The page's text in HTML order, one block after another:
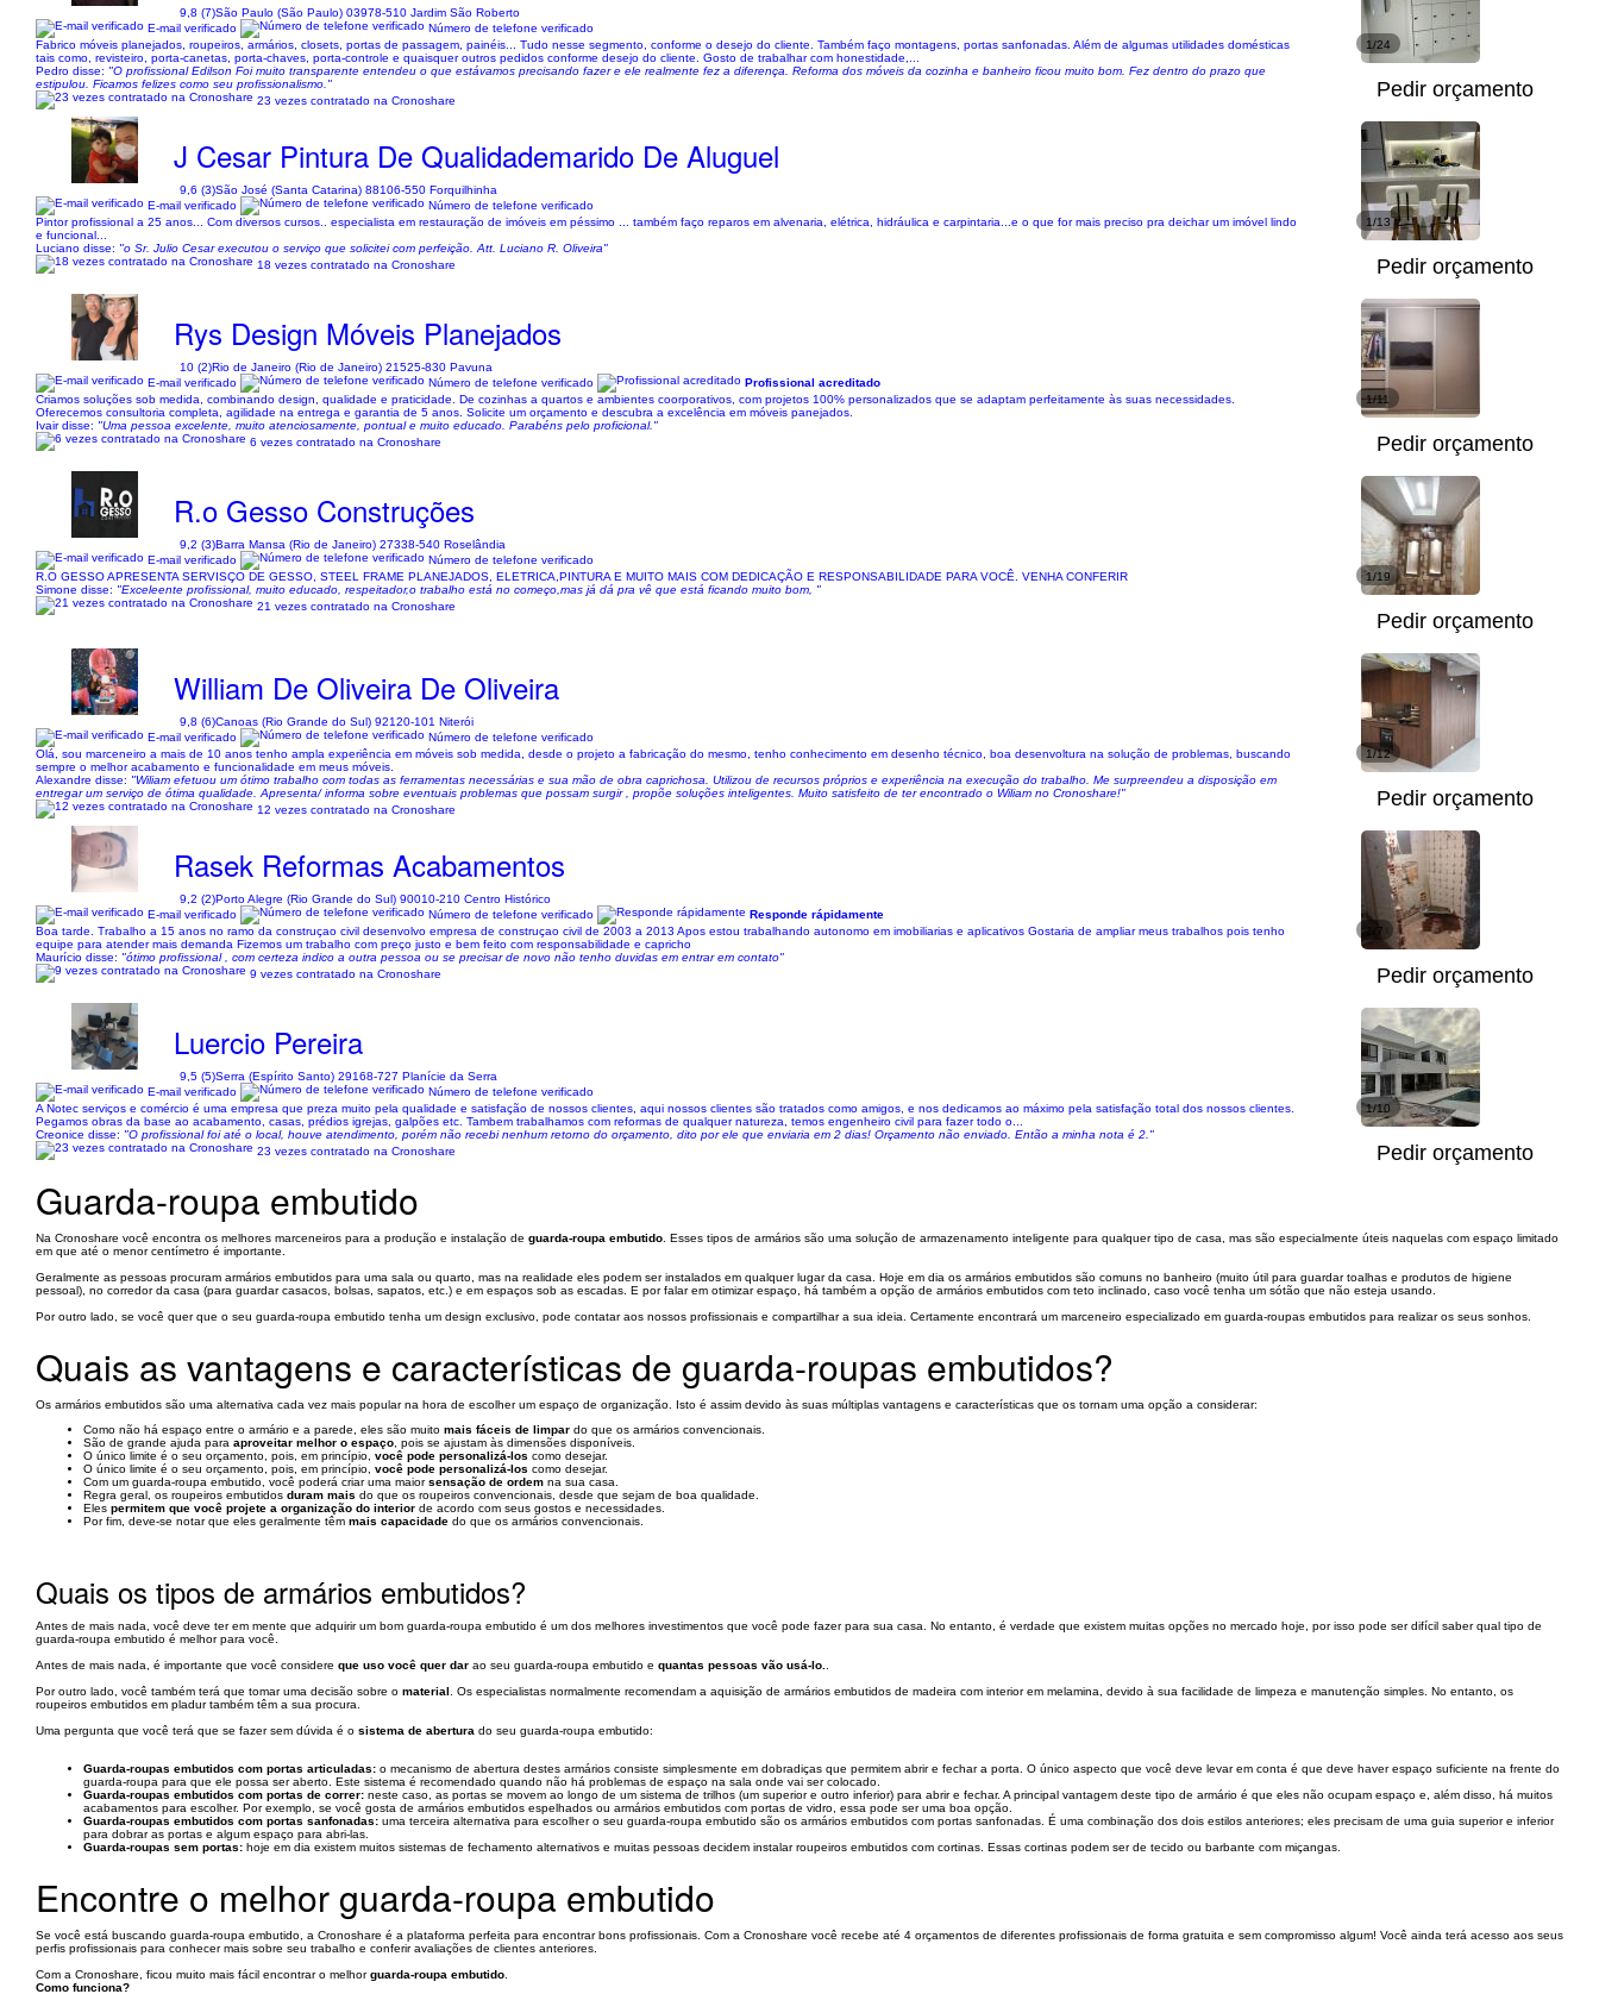
9,8 (7)São Paulo (São Paulo) 03978-510 Jardim São Roberto
E-mail verificado
Número de telefone verificado
Fabrico móveis planejados, roupeiros, armários, closets, portas de passagem, painéis... Tudo nesse segmento, conforme o desejo do cliente. Também faço montagens, portas sanfonadas. Além de algumas utilidades domésticas
tais como, revisteiro, porta-canetas, porta-chaves, porta-controle e quaisquer outros pedidos conforme desejo do cliente. Gosto de trabalhar com honestidade,...
Pedro disse: "O profissional Edilson Foi muito transparente entendeu o que estávamos precisando fazer e ele realmente fez a diferença. Reforma dos móveis da cozinha e banheiro ficou muito bom. Fez dentro do prazo que
estipulou. Ficamos felizes como seu profissionalismo."
23 vezes contratado na Cronoshare
1/24
Pedir orçamento
J Cesar Pintura De Qualidademarido De Aluguel
9,6 (3)São José (Santa Catarina) 88106-550 Forquilhinha
E-mail verificado
Número de telefone verificado
Pintor profissional a 25 anos... Com diversos cursos.. especialista em restauração de imóveis em péssimo ... também faço reparos em alvenaria, elétrica, hidráulica e carpintaria...e o que for mais preciso pra deichar um imóvel lindo
e funcional...
Luciano disse: "o Sr. Julio Cesar executou o serviço que solicitei com perfeição. Att. Luciano R. Oliveira"
18 vezes contratado na Cronoshare
1/13
Pedir orçamento
Rys Design Móveis Planejados
10 (2)Rio de Janeiro (Rio de Janeiro) 21525-830 Pavuna
E-mail verificado
Número de telefone verificado
Profissional acreditado
Criamos soluções sob medida, combinando design, qualidade e praticidade. De cozinhas a quartos e ambientes coorporativos, com projetos 100% personalizados que se adaptam perfeitamente às suas necessidades.
Oferecemos consultoria completa, agilidade na entrega e garantia de 5 anos. Solicite um orçamento e descubra a excelência em móveis panejados.
Ivair disse: "Uma pessoa excelente, muito atenciosamente, pontual e muito educado. Parabéns pelo proficional."
6 vezes contratado na Cronoshare
1/11
Pedir orçamento
R.o Gesso Construções
9,2 (3)Barra Mansa (Rio de Janeiro) 27338-540 Roselândia
E-mail verificado
Número de telefone verificado
R.O GESSO APRESENTA SERVISÇO DE GESSO, STEEL FRAME PLANEJADOS, ELETRICA,PINTURA E MUITO MAIS COM DEDICAÇÃO E RESPONSABILIDADE PARA VOCÊ. VENHA CONFERIR
Simone disse: "Exceleente profissional, muito educado, respeitador,o trabalho está no começo,mas já dá pra vê que está ficando muito bom, "
21 vezes contratado na Cronoshare
1/19
Pedir orçamento
William De Oliveira De Oliveira
9,8 (6)Canoas (Rio Grande do Sul) 92120-101 Niterói
E-mail verificado
Número de telefone verificado
Olá, sou marceneiro a mais de 10 anos tenho ampla experiência em móveis sob medida, desde o projeto a fabricação do mesmo, tenho conhecimento em desenho técnico, boa desenvoltura na solução de problemas, buscando
sempre o melhor acabamento e funcionalidade em meus móveis.
Alexandre disse: "Wiliam efetuou um ótimo trabalho com todas as ferramentas necessárias e sua mão de obra caprichosa. Utilizou de recursos próprios e experiência na execução do trabalho. Me surpreendeu a disposição em
entregar um serviço de ótima qualidade. Apresenta/ informa sobre eventuais problemas que possam surgir , propõe soluções inteligentes. Muito satisfeito de ter encontrado o Wiliam no Cronoshare!"
12 vezes contratado na Cronoshare
1/12
Pedir orçamento
Rasek Reformas Acabamentos
9,2 (2)Porto Alegre (Rio Grande do Sul) 90010-210 Centro Histórico
E-mail verificado
Número de telefone verificado
Responde rápidamente
Boa tarde. Trabalho a 15 anos no ramo da construçao civil desenvolvo empresa de construçao civil de 2003 a 2013 Apos estou trabalhando autonomo em imobiliarias e aplicativos Gostaria de ampliar meus trabalhos pois tenho
equipe para atender mais demanda Fizemos um trabalho com preço justo e bem feito com responsabilidade e capricho
Maurício disse: "ótimo profissional , com certeza indico a outra pessoa ou se precisar de novo não tenho duvidas em entrar em contato"
9 vezes contratado na Cronoshare
1/7
Pedir orçamento
Luercio Pereira
9,5 (5)Serra (Espírito Santo) 29168-727 Planície da Serra
E-mail verificado
Número de telefone verificado
A Notec serviços e comércio é uma empresa que preza muito pela qualidade e satisfação de nossos clientes, aqui nossos clientes são tratados como amigos, e nos dedicamos ao máximo pela satisfação total dos nossos clientes.
Pegamos obras da base ao acabamento, casas, prédios igrejas, galpões etc. Tambem trabalhamos com reformas de qualquer natureza, temos engenheiro civil para fazer todo o...
Creonice disse: "O profissional foi até o local, houve atendimento, porém não recebi nenhum retorno do orçamento, dito por ele que enviaria em 2 dias! Orçamento não enviado. Então a minha nota é 2."
23 vezes contratado na Cronoshare
1/10
Pedir orçamento
Guarda-roupa embutido
Na Cronoshare você encontra os melhores marceneiros para a produção e instalação de guarda-roupa embutido . Esses tipos de armários são uma solução de armazenamento inteligente para qualquer tipo de casa, mas são especialmente úteis naquelas com espaço limitado
em que até o menor centímetro é importante.
Geralmente as pessoas procuram armários embutidos para uma sala ou quarto, mas na realidade eles podem ser instalados em qualquer lugar da casa. Hoje em dia os armários embutidos são comuns no banheiro (muito útil para guardar toalhas e produtos de higiene
pessoal), no corredor da casa (para guardar casacos, bolsas, sapatos, etc.) e em espaços sob as escadas. E por falar em otimizar espaço, há também a opção de armários embutidos com teto inclinado, caso você tenha um sótão que não esteja usando.
Por outro lado, se você quer que o seu guarda-roupa embutido tenha um design exclusivo, pode contatar aos nossos profissionais e compartilhar a sua ideia. Certamente encontrará um marceneiro especializado em guarda-roupas embutidos para realizar os seus sonhos.
Quais as vantagens e características de guarda-roupas embutidos?
Os armários embutidos são uma alternativa cada vez mais popular na hora de escolher um espaço de organização. Isto é assim devido às suas múltiplas vantagens e características que os tornam uma opção a considerar:
Como não há espaço entre o armário e a parede, eles são muito mais fáceis de limpar do que os armários convencionais.
São de grande ajuda para aproveitar melhor o espaço , pois se ajustam às dimensões disponíveis.
O único limite é o seu orçamento, pois, em princípio, você pode personalizá-los como desejar.
O único limite é o seu orçamento, pois, em princípio, você pode personalizá-los como desejar.
Com um guarda-roupa embutido, você poderá criar uma maiorsensação de ordem na sua casa.
Regra geral, os roupeiros embutidos duram mais do que os roupeiros convencionais, desde que sejam de boa qualidade.
Eles permitem que você projete a organização do interior de acordo com seus gostos e necessidades.
Por fim, deve-se notar que eles geralmente têm mais capacidade do que os armários convencionais.
Quais os tipos de armários embutidos?
Antes de mais nada, você deve ter em mente que adquirir um bom guarda-roupa embutido é um dos melhores investimentos que você pode fazer para sua casa. No entanto, é verdade que existem muitas opções no mercado hoje, por isso pode ser difícil saber qual tipo de
guarda-roupa embutido é melhor para você.
Antes de mais nada, é importante que você considere que uso você quer dar ao seu guarda-roupa embutido e quantas pessoas vão usá-lo.
Por outro lado, você também terá que tomar uma decisão sobre o material . Os especialistas normalmente recomendam a aquisição de armários embutidos de madeira com interior em melamina, devido à sua facilidade de limpeza e manutenção simples. No entanto, os
roupeiros embutidos em pladur também têm a sua procura.
Uma pergunta que você terá que se fazer sem dúvida é o sistema de abertura do seu guarda-roupa embutido:
Guarda-roupas embutidos com portas articuladas: o mecanismo de abertura destes armários consiste simplesmente em dobradiças que permitem abrir e fechar a porta. O único aspecto que você deve levar em conta é que deve haver espaço suficiente na frente do
guarda-roupa para que ele possa ser aberto. Este sistema é recomendado quando não há problemas de espaço na sala onde vai ser colocado.
Guarda-roupas embutidos com portas de correr: neste caso, as portas se movem ao longo de um sistema de trilhos (um superior e outro inferior) para abrir e fechar. A principal vantagem deste tipo de armário é que eles não ocupam espaço e, além disso, há muitos
acabamentos para escolher. Por exemplo, se você gosta de armários embutidos espelhados ou armários embutidos com portas de vidro, essa pode ser uma boa opção.
Guarda-roupas embutidos com portas sanfonadas: uma terceira alternativa para escolher o seu guarda-roupa embutido são os armários embutidos com portas sanfonadas. É uma combinação dos dois estilos anteriores; eles precisam de uma guia superior e inferior
para dobrar as portas e algum espaço para abri-las.
Guarda-roupas sem portas: hoje em dia existem muitos sistemas de fechamento alternativos e muitas pessoas decidem instalar roupeiros embutidos com cortinas. Essas cortinas podem ser de tecido ou barbante com miçangas.
Encontre o melhor guarda-roupa embutido
Se você está buscando guarda-roupa embutido, a Cronoshare é a plataforma perfeita para encontrar bons profissionais. Com a Cronoshare você recebe até 4 orçamentos de diferentes profissionais de forma gratuita e sem compromisso algum! Você ainda terá acesso aos seus
perfis profissionais para conhecer mais sobre seu trabalho e conferir avaliações de clientes anteriores.
Com a Cronoshare, ficou muito mais fácil encontrar o melhorguarda-roupa embutido
Como funciona?